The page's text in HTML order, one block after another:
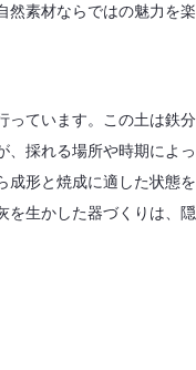
然素材ならではの魅力を楽
っています。この土は鉄分
、採れる場所や時期によっ
成形と焼成に適した状態を
を生かした器づくりは、隠